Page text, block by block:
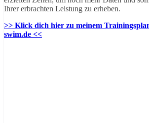
Ihrer erbrachten Leistung zu erheben.
>> Klick dich hier zu meinem
swim.de <<